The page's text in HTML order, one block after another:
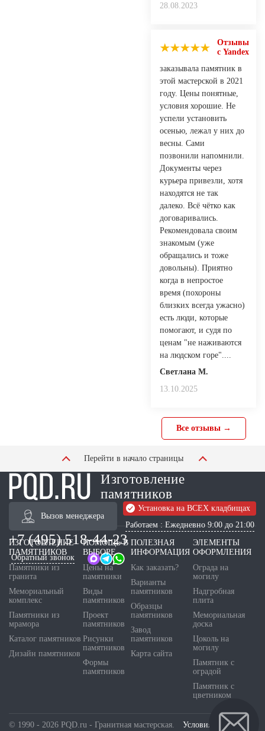
28.08.2023
Отзывы
с Yandex
заказывала памятник в
этой мастерской в 2021
году. Цены понятные,
условия хорошие. Не
успели установить
осенью, лежал у них до
весны. Сами
позвонили напомнили.
Документы через
курьера привезли, хотя
находятся не так
далеко. Всё чётко как
договаривались.
Рекомендовала своим
знакомым (уже
обращались и тоже
довольны). Приятно
когда в непростое
время (похороны
близких всегда ужасно)
есть люди, которые
помогают, и судя по
ценам "не наживаются
на людском горе"....
Светлана М.
13.10.2025
Все отзывы →
Перейти в начало страницы
Изготовление
памятников
Вызов менеджера
Установка на ВСЕХ кладбищах
Работаем : Ежедневно 9:00 до 21:00
+7 (495) 518-44-23
Обратный звонок
ИЗГОТОВЛЕНИЕ
ПАМЯТНИКОВ
Памятники из
гранита
Мемориальный
комплекс
Памятники из
мрамора
Каталог памятников
Дизайн памятников
ПОМОЩЬ В
ВЫБОРЕ
Цены на
памятники
Виды
памятников
Проект
памятников
Рисунки
памятников
Формы
памятников
ПОЛЕЗНАЯ
ИНФОРМАЦИЯ
Как заказать?
Варианты
памятников
Образцы
памятников
Завод
памятников
Карта сайта
ЭЛЕМЕНТЫ
ОФОРМЛЕНИЯ
Ограда на
могилу
Надгробная
плита
Мемориальная
доска
Цоколь на
могилу
Памятник с
оградой
Памятник с
цветником
© 1990 - 2026 PQD.ru - Гранитная мастерская. Условия